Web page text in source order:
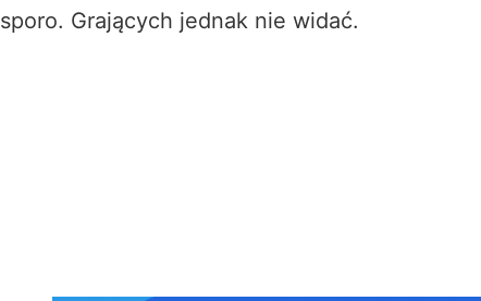
sporo. Grających jednak nie widać.